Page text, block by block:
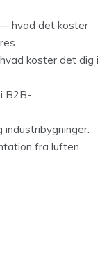
hvad det koster
koster det dig i
B2B-
fra luften